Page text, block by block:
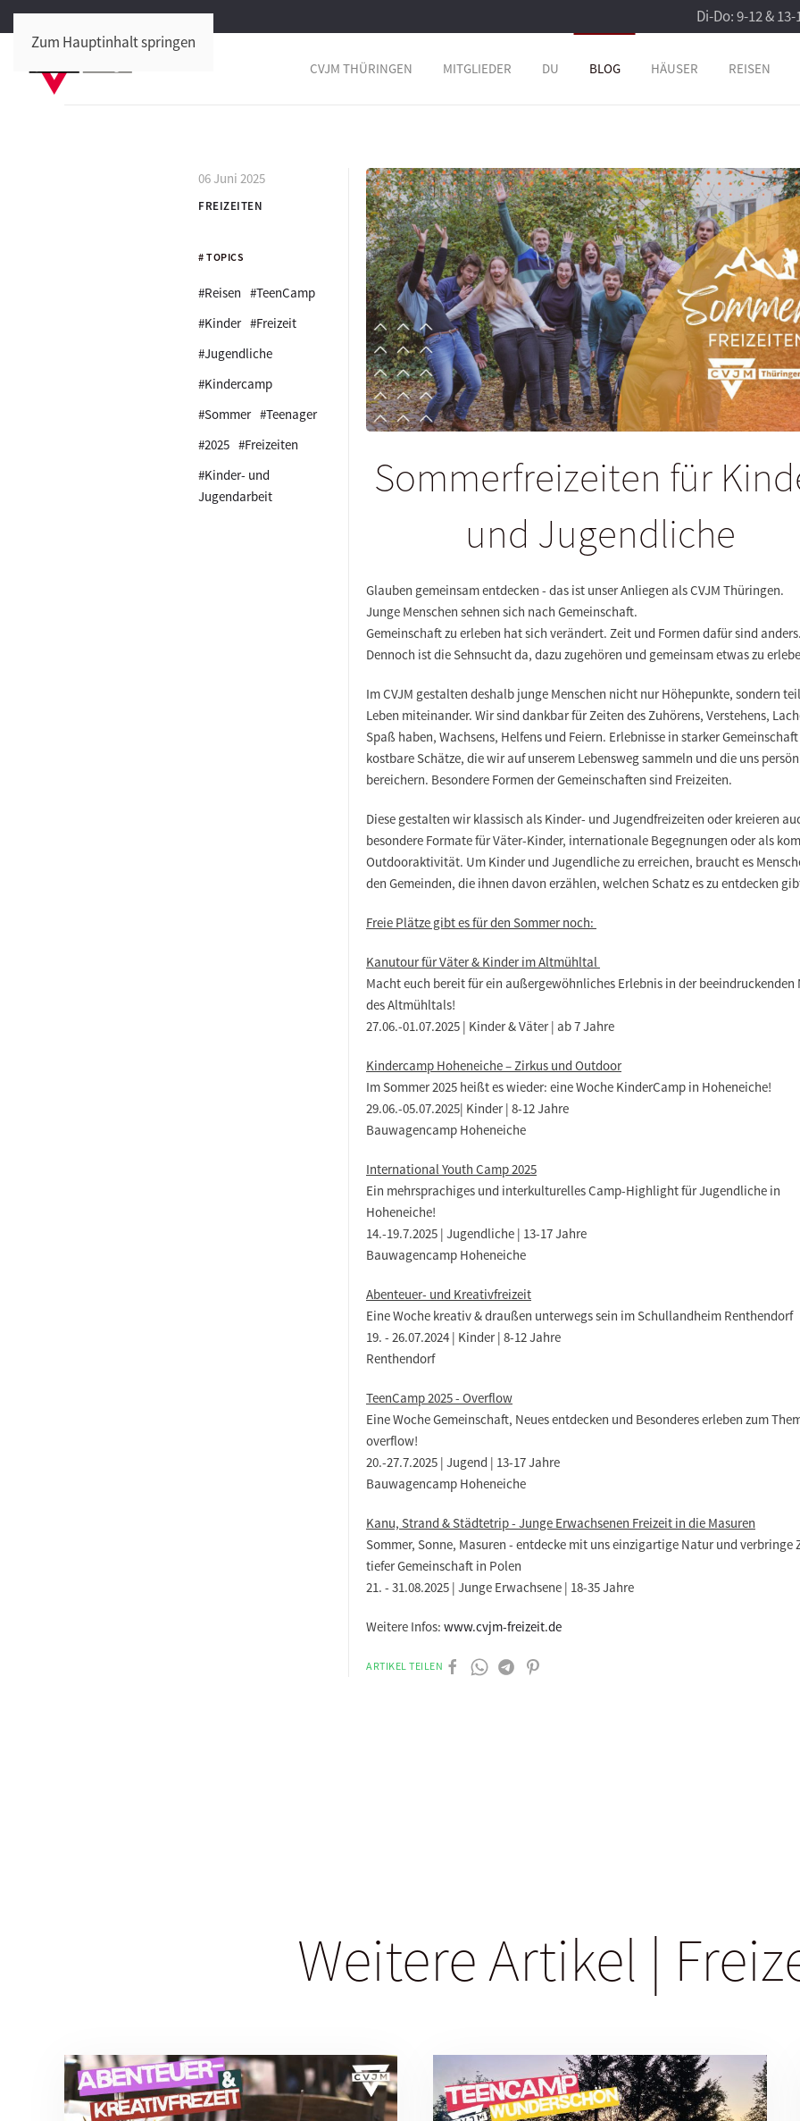
Zum Hauptinhalt springen
Di-Do: 9-12 &
CVJM THÜRINGEN MITGLIEDER DU BLOG HÄUSER REISEN
06 Juni 2025
FREIZEITEN
# TOPICS
#Reisen #TeenCamp
#Kinder #Freizeit
#Jugendliche
#Kindercamp
#Sommer #Teenager
#2025 #Freizeiten
#Kinder- und
Jugendarbeit
Sommerfreizeiten für
und Jugendliche
Glauben gemeinsam entdecken - das ist unser Anliegen als CVJM Thüringen.
Junge Menschen sehnen sich nach Gemeinschaft.
Gemeinschaft zu erleben hat sich verändert. Zeit und Formen dafür sind anders.
Dennoch ist die Sehnsucht da, dazu zugehören und gemeinsam etwas zu
Im CVJM gestalten deshalb junge Menschen nicht nur Höhepunkte, sondern
Leben miteinander. Wir sind dankbar für Zeiten des Zuhörens, Verstehens,
Spaß haben, Wachsens, Helfens und Feiern. Erlebnisse in starker
kostbare Schätze, die wir auf unserem Lebensweg sammeln und die uns
bereichern. Besondere Formen der Gemeinschaften sind Freizeiten.
Diese gestalten wir klassisch als Kinder- und Jugendfreizeiten oder kreieren
besondere Formate für Väter-Kinder, internationale Begegnungen oder als
Outdooraktivität. Um Kinder und Jugendliche zu erreichen, braucht es
den Gemeinden, die ihnen davon erzählen, welchen Schatz es zu entdecken
Freie Plätze gibt es für den Sommer noch:
Kanutour für Väter & Kinder im Altmühltal
Macht euch bereit für ein außergewöhnliches Erlebnis in der beeindruckenden
des Altmühltals!
27.06.-01.07.2025 | Kinder & Väter | ab 7 Jahre
Kindercamp Hoheneiche – Zirkus und Outdoor
Im Sommer 2025 heißt es wieder: eine Woche KinderCamp in Hoheneiche!
29.06.-05.07.2025| Kinder | 8-12 Jahre
Bauwagencamp Hoheneiche
International Youth Camp 2025
Ein mehrsprachiges und interkulturelles Camp-Highlight für Jugendliche in
Hoheneiche!
14.-19.7.2025 | Jugendliche | 13-17 Jahre
Bauwagencamp Hoheneiche
Abenteuer- und Kreativfreizeit
Eine Woche kreativ & draußen unterwegs sein im Schullandheim Renthendorf
19. - 26.07.2024 | Kinder | 8-12 Jahre
Renthendorf
TeenCamp 2025 - Overflow
Eine Woche Gemeinschaft, Neues entdecken und Besonderes erleben zum
overflow!
20.-27.7.2025 | Jugend | 13-17 Jahre
Bauwagencamp Hoheneiche
Kanu, Strand & Städtetrip - Junge Erwachsenen Freizeit in die Masuren
Sommer, Sonne, Masuren - entdecke mit uns einzigartige Natur und verbringe
tiefer Gemeinschaft in Polen
21. - 31.08.2025 | Junge Erwachsene | 18-35 Jahre
Weitere Infos: www.cvjm-freizeit.de
ARTIKEL TEILEN
Weitere Artikel |